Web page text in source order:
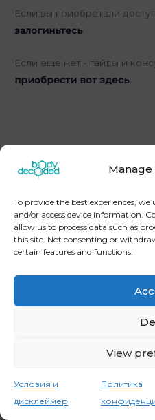
Manage
To provide the best experiences,
and/or access device information.
allow us to process data such as
this site. Not consenting or
certain features and functions.
View
Условия и
дисклеймер
Политика
Если вы приобретали
залогиньтесь
Если еще нет - гайды и
приобрести вот здесь
[instagram-feed]
Публичная оферта